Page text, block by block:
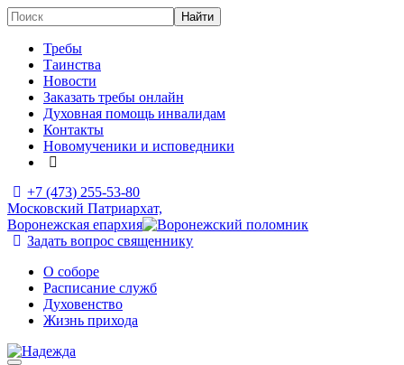
Требы
Таинства
Новости
Заказать требы онлайн
Духовная помощь инвалидам
Контакты
Новомученики и исповедники
+7 (473) 255-53-80
Московский Патриархат,
Воронежская епархия
Задать вопрос священнику
О соборе
Расписание служб
Духовенство
Жизнь прихода